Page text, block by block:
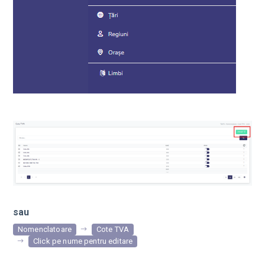
sau
Nomenclatoare
Cote TVA
Click pe nume pentru editare